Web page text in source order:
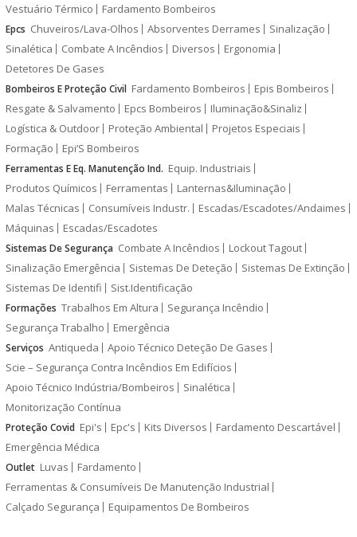
Vestuário Térmico
Fardamento Bombeiros
Epcs Chuveiros/Lava-Olhos Absorventes Derrames
Sinalização
Sinalética
Combate A Incêndios Diversos
Ergonomia
Detetores De Gases
Bombeiros E Proteção Civil Fardamento Bombeiros
Epis Bombeiros
Resgate & Salvamento
Epcs Bombeiros
Iluminação&Sinaliz
Logística & Outdoor
Proteção Ambiental
Projetos Especiais
Formação
Epi’S Bombeiros
Ferramentas E Eq. Manutenção Ind. Equip. Industriais
Produtos Químicos
Ferramentas
Lanternas&Iluminação
Malas Técnicas
Consumíveis Industr.
Escadas/Escadotes/Andaimes
Máquinas
Escadas/Escadotes
Sistemas De Segurança Combate A Incêndios
Lockout Tagout
Sinalização Emergência
Sistemas De Deteção
Sistemas De Extinção
Sistemas De Identifi
Sist.Identificação
Formações Trabalhos Em Altura
Segurança Incêndio
Segurança Trabalho
Emergência
Serviços Antiqueda
Apoio Técnico Deteção De Gases
Scie – Segurança Contra Incêndios Em Edifícios
Apoio Técnico Indústria/Bombeiros
Sinalética
Monitorização Contínua
Proteção Covid Epi's Epc's Kits Diversos
Fardamento Descartável
Emergência Médica
Outlet Luvas
Fardamento
Ferramentas & Consumíveis De Manutenção Industrial
Calçado Segurança
Equipamentos De Bombeiros